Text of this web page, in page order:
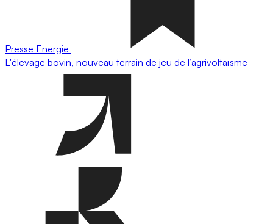
Presse Energie
L'élevage bovin, nouveau terrain de jeu de l’agrivoltaïsme